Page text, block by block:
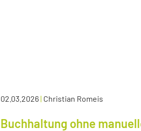
02.03.2026| Christian Romeis
Buchhaltung ohne